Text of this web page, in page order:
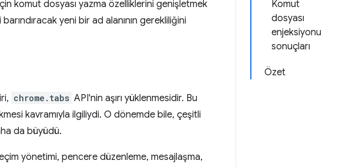
Komut
dosyası
enjeksiyonu
sonuçları
Özet
komut dosyası yazma özelliklerini genişletmek
yeni bir ad alanının gerekliliğini
chrome.tabs API'nin aşırı yüklenmesidir. Bu
kavramıyla ilgiliydi. O dönemde bile, çeşitli
da büyüdü.
yönetimi, pencere düzenleme, mesajlaşma,